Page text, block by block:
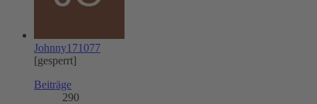
Johnny171077
[gesperrt]
Beiträge
290